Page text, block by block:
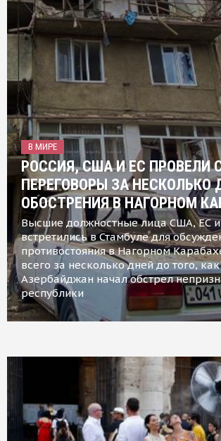
В МИРЕ
РОССИЯ, США И ЕС ПРОВЕЛИ
ПЕРЕГОВОРЫ ЗА НЕСКОЛЬКО
ОБОСТРЕНИЯ В НАГОРНОМ
Высшие должностные лица США, ЕС и
встретились в Стамбуле для
противостояния в Нагорном
всего за несколько дней до того, как
Азербайджан начал обстрел
республики